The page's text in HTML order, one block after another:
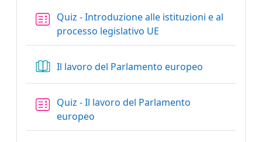
Quiz - Introduzione alle istituzioni e al
processo legislativo UE
Il lavoro del Parlamento europeo
Quiz - Il lavoro del Parlamento
europeo